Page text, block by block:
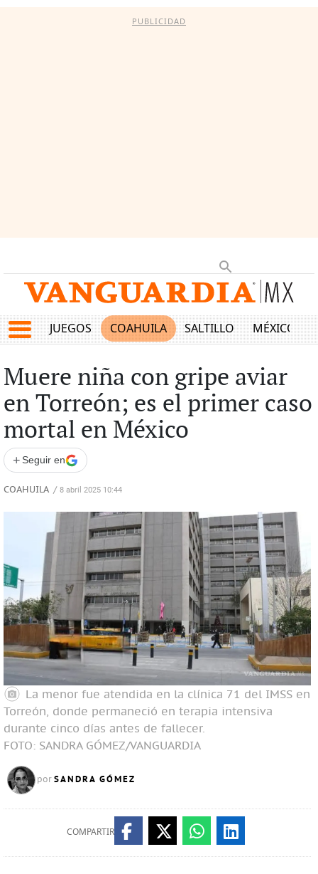
PUBLICIDAD
JUEGOS COAHUILA SALTILLO MÉXICO
Muere niña con gripe aviar
en Torreón; es el primer caso
mortal en México
+ Seguir en
COAHUILA / 8 abril 2025 10:44
La menor fue atendida en la clínica 71 del IMSS en
Torreón, donde permaneció en terapia intensiva
durante cinco días antes de fallecer.
FOTO: SANDRA GÓMEZ/VANGUARDIA
por SANDRA GÓMEZ
COMPARTIR